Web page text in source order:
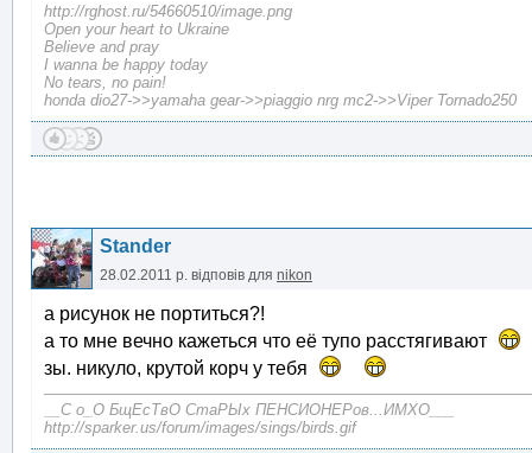
http://rghost.ru/54660510/image.png
Open your heart to Ukraine
Believe and pray
I wanna be happy today
No tears, no pain!
honda dio27->>yamaha gear->>piaggio nrg mc2->>Viper Tornado250
Stander
28.02.2011 р. відповів для nikon
а рисунок не портиться?!
а то мне вечно кажеться что её тупо расстягивают
зы. никуло, крутой корч у тебя
__С о_О БщЕсТвО СтаРЫх ПЕНСИОНЕРов...ИМХО___
http://sparker.us/forum/images/sings/birds.gif